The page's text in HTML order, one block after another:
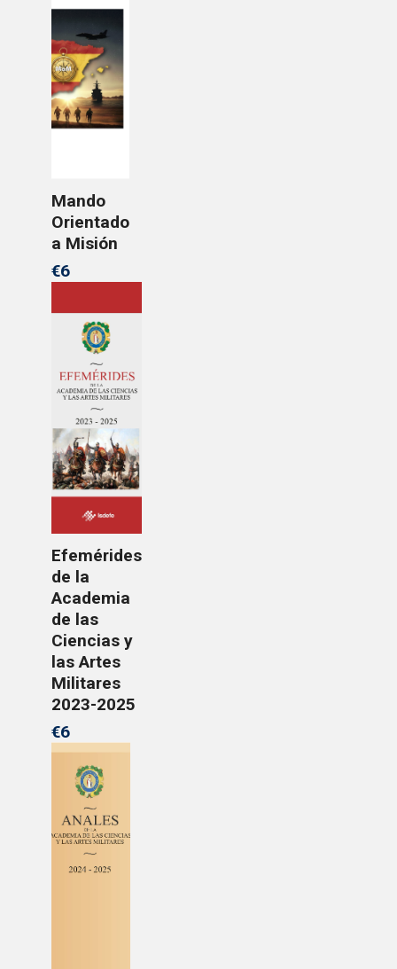
Mando
Orientado
a Misión
€6
Efemérides
de la
Academia
de las
Ciencias y
las Artes
Militares
2023-2025
€6